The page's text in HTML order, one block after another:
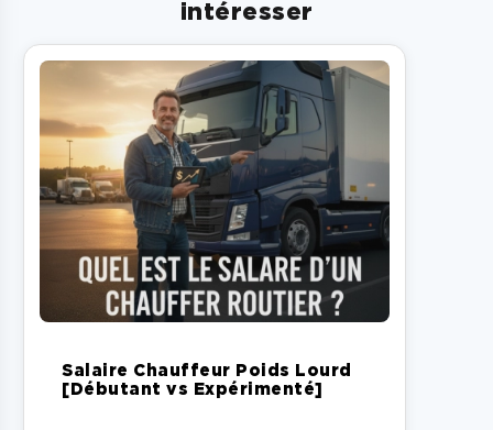
intéresser
Salaire Chauffeur Poids Lourd
[Débutant vs Expérimenté]